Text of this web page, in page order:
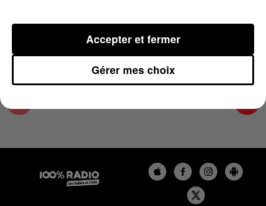
L'agenda de Toulouse
Gérer mes choix
Accepter et fermer